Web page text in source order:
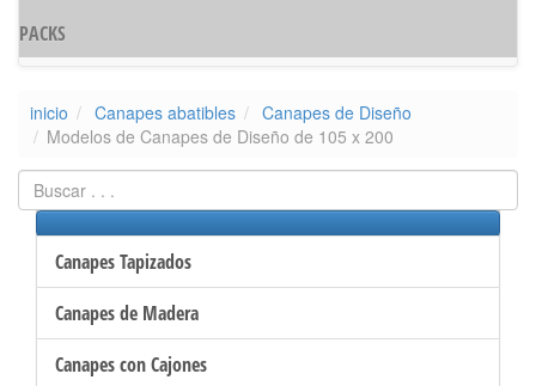
PACKS
inicio Canapes abatibles
Canapes de Diseño
Modelos de Canapes de Diseño de 105 x 200
Canapes Tapizados
Canapes de Madera
Canapes con Cajones